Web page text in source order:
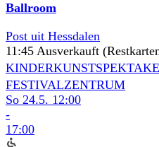
Ballroom
Post uit Hessdalen
11:45 Ausverkauft
FESTIVALZENTRUM
So 24.5. 12:00
-
17:00